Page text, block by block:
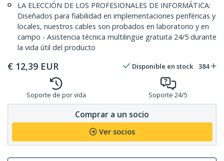
LA ELECCIÓN DE LOS PROFESIONALES DE INFORMÁTICA:
Diseñados para fiabilidad en implementaciones periféricas y
locales, nuestros cables son probados en laboratorio y en
campo - Asistencia técnica multilingüe gratuita 24/5 durante
la vida útil del producto
€ 12,39 EUR Disponible en stock 384
Soporte de por vida Soporte 24/5
Comprar a un socio
Ver socios